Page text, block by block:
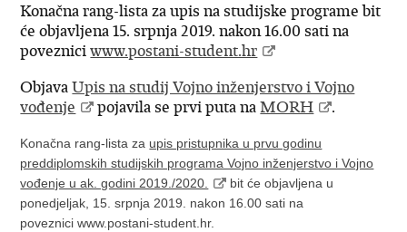
Konačna rang-lista za upis na studijske programe bit
će objavljena 15. srpnja 2019. nakon 16.00 sati na
povezniciwww.postani-student.hr
ObjavaUpis na studij Vojno inženjerstvo i Vojno
vođenje
pojavila se prvi puta naMORH .
Konačna rang-lista za upis pristupnika u prvu godinu
preddiplomskih studijskih programa Vojno inženjerstvo i Vojno
vođenje u ak. godini 2019./2020.
bit će objavljena u
ponedjeljak, 15. srpnja 2019. nakon 16.00 sati na
poveznici www.postani-student.hr.